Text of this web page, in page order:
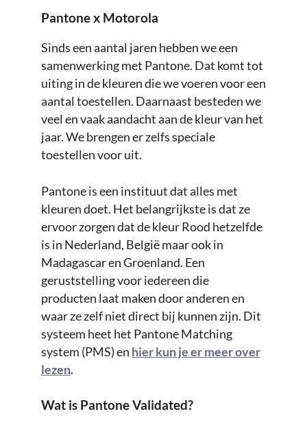
Pantone x Motorola
Sinds een aantal jaren hebben we een
samenwerking met Pantone. Dat komt tot
uiting in de kleuren die we voeren voor een
aantal toestellen. Daarnaast besteden we
veel en vaak aandacht aan de kleur van het
jaar. We brengen er zelfs speciale
toestellen voor uit.
Pantone is een instituut dat alles met
kleuren doet. Het belangrijkste is dat ze
ervoor zorgen dat de kleur Rood hetzelfde
is in Nederland, België maar ook in
Madagascar en Groenland. Een
geruststelling voor iedereen die
producten laat maken door anderen en
waar ze zelf niet direct bij kunnen zijn. Dit
systeem heet het Pantone Matching
system (PMS) en hier kun je er meer over
lezen.
Wat is Pantone Validated?